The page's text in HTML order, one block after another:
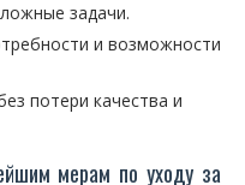
задачи.
и возможности
потери качества и
мерам по уходу за